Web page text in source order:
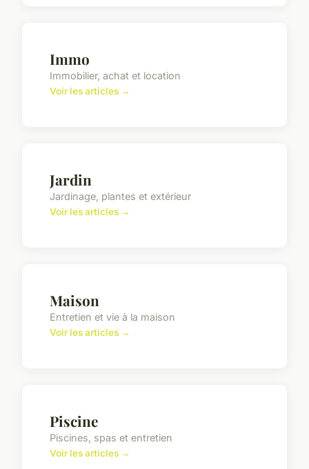
Immo
Immobilier, achat et location
Voir les articles →
Jardin
Jardinage, plantes et extérieur
Voir les articles →
Maison
Entretien et vie à la maison
Voir les articles →
Piscine
Piscines, spas et entretien
Voir les articles →